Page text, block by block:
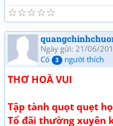
☆
☆
☆
☆
☆
Ngày gửi: 21/06/
Có
3 người thích
THƠ HOÀ VUI
Tập tành quọt quẹt
Tổ đãi thường xuyên